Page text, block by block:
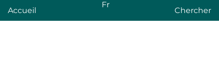
Accueil
Fr
Chercher